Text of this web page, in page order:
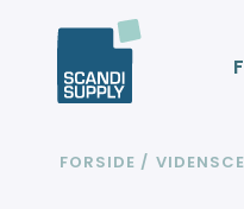
FORSIDE